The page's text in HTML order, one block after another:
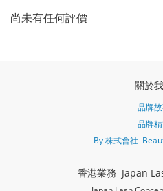
尚未有任何評價
關於
品牌
品牌
By 株式會社
香港業務 Japan